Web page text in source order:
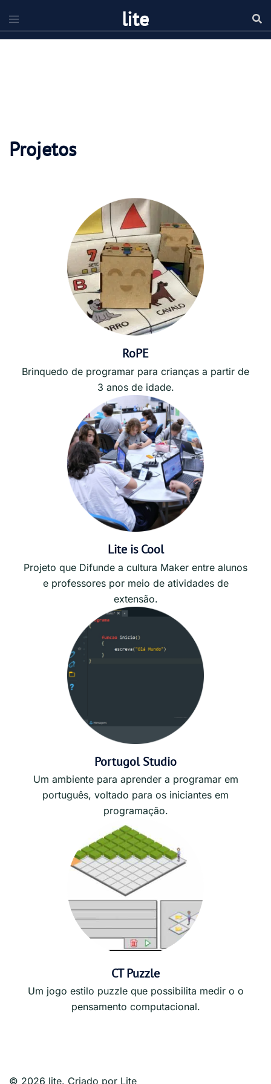
lite
Projetos
RoPE
Brinquedo de programar para crianças a partir de
3 anos de idade.
Lite is Cool
Projeto que Difunde a cultura Maker entre alunos
e professores por meio de atividades de
extensão.
Portugol Studio
Um ambiente para aprender a programar em
português, voltado para os iniciantes em
programação.
CT Puzzle
Um jogo estilo puzzle que possibilita medir o o
pensamento computacional.
© 2026 lite. Criado por Lite